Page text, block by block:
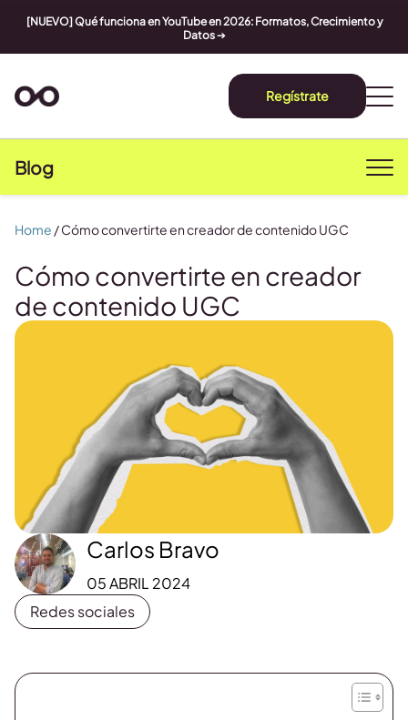
[NUEVO] Qué funciona en YouTube en 2026: Formatos, Crecimiento y
Datos➔
Regístrate
Blog
Cómo convertirte en creador
de contenido UGC
Carlos Bravo
05 ABRIL 2024
Redes sociales
Home /Cómo convertirte en creador de contenido UGC